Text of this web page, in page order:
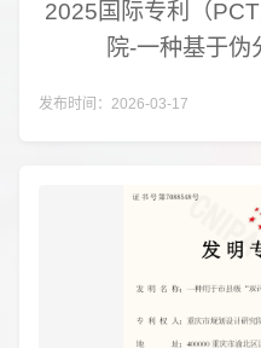
2025国际专利（
院-一种基于
发布时间：2026-03-17